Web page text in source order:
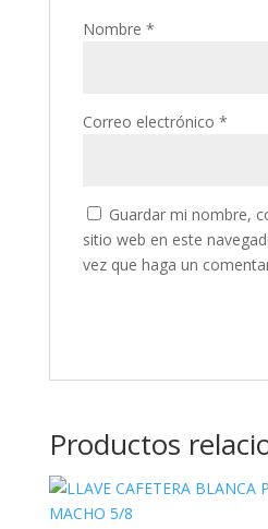
Nombre *
Correo electrónico *
Guardar mi nombre,
sitio web en este
vez que haga un
Productos